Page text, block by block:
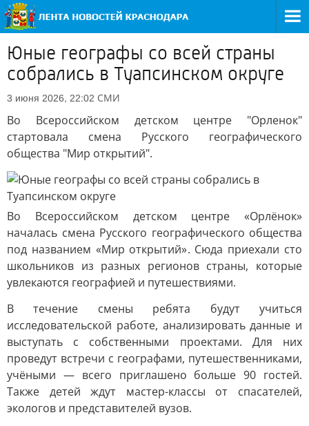
Юные географы со всей страны
собрались в Туапсинском округе
3 июня 2026, 22:02 СМИ
Во Всероссийском детском центре "Орленок"
стартовала смена Русского географического
общества "Мир открытий".
Во Всероссийском детском центре «Орлёнок»
началась смена Русского географического общества
под названием «Мир открытий». Сюда приехали сто
школьников из разных регионов страны, которые
увлекаются географией и путешествиями.
В течение смены ребята будут учиться
исследовательской работе, анализировать данные и
выступать с собственными проектами. Для них
проведут встречи с географами, путешественниками,
учёными — всего приглашено больше 90 гостей.
Также детей ждут мастер-классы от спасателей,
экологов и представителей вузов.